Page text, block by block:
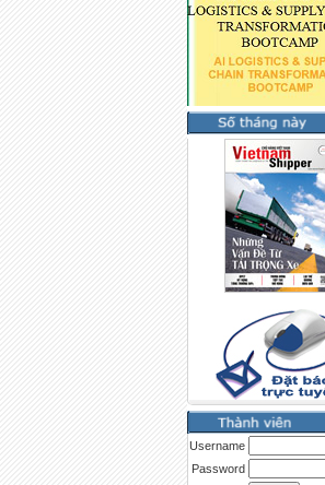
Username
Password